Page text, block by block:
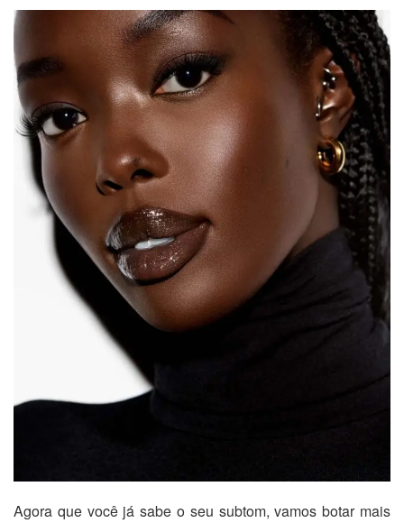
Agora que você já sabe o seu subtom, vamos botar mais